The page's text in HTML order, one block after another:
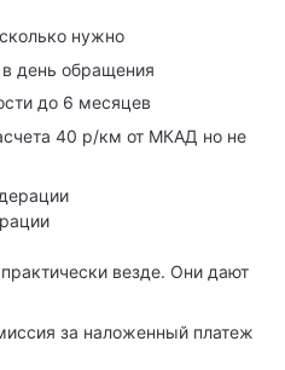
нужно
день обращения
до 6 месяцев
40 р/км от МКАД но не
везде. Они дают
за наложенный платеж